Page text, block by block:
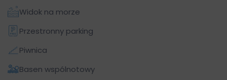
Widok na morze
Przestronny parking
Piwnica
Basen wspólnotowy